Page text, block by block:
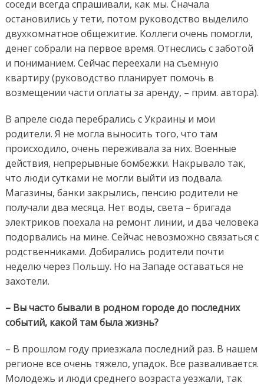
соседи всегда спрашивали, как мы. Сначала
остановились у тети, потом руководство выделило
двухкомнатное общежитие. Коллеги очень помогли,
денег собрали на первое время. Отнеслись с заботой
и пониманием. Сейчас переехали на съемную
квартиру (руководство планирует помочь в
возмещении части оплаты за аренду, – прим. автора).
В апреле сюда перебрались с Украины и мои
родители. Я не могла выносить того, что там
происходило, очень переживала за них. Военные
действия, непрерывные бомбежки. Накрывало так,
что люди сутками не могли выйти из подвала.
Магазины, банки закрылись, пенсию родители не
получали два месяца. Нет воды, света – бригада
электриков поехала на ремонт линии, и два человека
подорвались на мине. Сейчас невозможно связаться с
родственниками. Добирались родители почти
неделю через Польшу. Но на Западе оставаться не
захотели.
– Вы часто бывали в родном городе до последних
событий, какой там была жизнь?
– В прошлом году приезжала последний раз. В нашем
регионе все очень тяжело, упадок. Все разваливается.
Молодежь и люди среднего возраста уезжали, так